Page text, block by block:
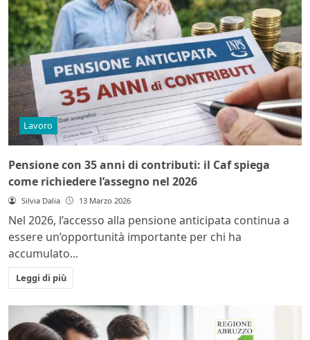
Lavoro
Pensione con 35 anni di contributi: il Caf spiega
come richiedere l’assegno nel 2026
Silvia Dalia 13 Marzo 2026
Nel 2026, l’accesso alla pensione anticipata continua a
essere un’opportunità importante per chi ha
accumulato...
Leggi di più